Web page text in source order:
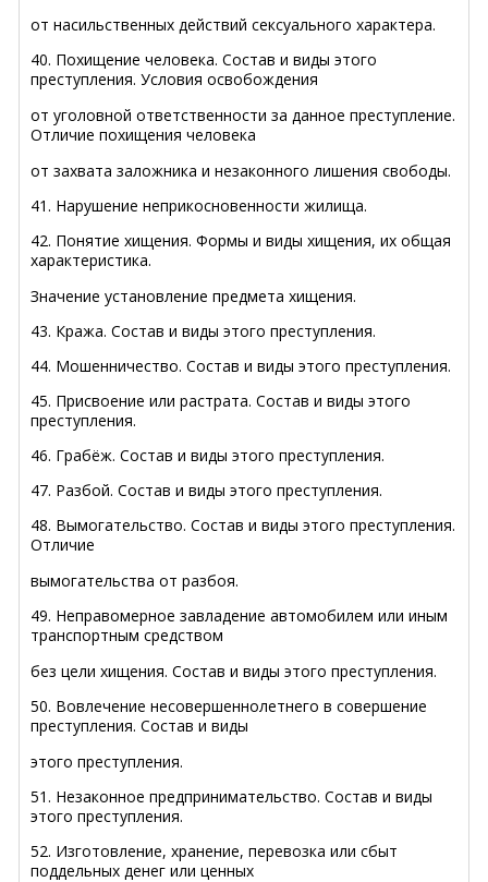
от насильственных действий сексуального характера.
40. Похищение человека. Состав и виды этого
преступления. Условия освобождения
от уголовной ответственности за данное преступление.
Отличие похищения человека
от захвата заложника и незаконного лишения свободы.
41. Нарушение неприкосновенности жилища.
42. Понятие хищения. Формы и виды хищения, их общая
характеристика.
Значение установление предмета хищения.
43. Кража. Состав и виды этого преступления.
44. Мошенничество. Состав и виды этого преступления.
45. Присвоение или растрата. Состав и виды этого
преступления.
46. Грабёж. Состав и виды этого преступления.
47. Разбой. Состав и виды этого преступления.
48. Вымогательство. Состав и виды этого преступления.
Отличие
вымогательства от разбоя.
49. Неправомерное завладение автомобилем или иным
транспортным средством
без цели хищения. Состав и виды этого преступления.
50. Вовлечение несовершеннолетнего в совершение
преступления. Состав и виды
этого преступления.
51. Незаконное предпринимательство. Состав и виды
этого преступления.
52. Изготовление, хранение, перевозка или сбыт
поддельных денег или ценных